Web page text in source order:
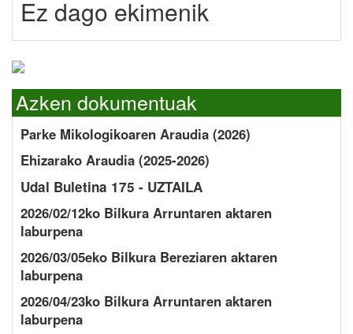
Ez dago ekimenik
Azken dokumentuak
Parke Mikologikoaren Araudia (2026)
Ehizarako Araudia (2025-2026)
Udal Buletina 175 - UZTAILA
2026/02/12ko Bilkura Arruntaren aktaren
laburpena
2026/03/05eko Bilkura Bereziaren aktaren
laburpena
2026/04/23ko Bilkura Arruntaren aktaren
laburpena